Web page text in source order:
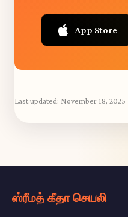
App Store
Last updated: November 18, 2025
ஸ்ரீமத் கீதா செயலி